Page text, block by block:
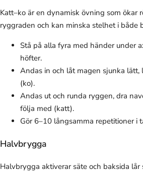
Katt–ko är en dynamisk övning som ökar
ryggraden och kan minska stelhet i både
Stå på alla fyra med händer under
höfter.
Andas in och låt magen sjunka lätt,
(ko).
Andas ut och runda ryggen, dra
följa med (katt).
Gör 6–10 långsamma repetitioner i
Halvbrygga
Halvbrygga aktiverar säte och baksida